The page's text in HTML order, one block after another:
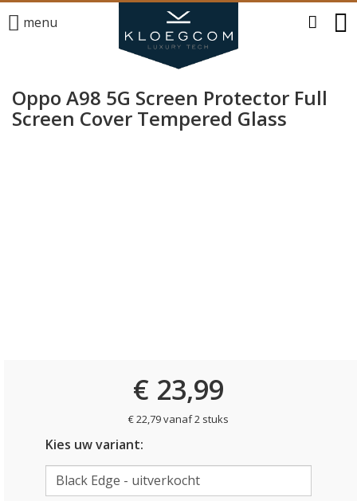
menu
Oppo A98 5G Screen Protector Full
Screen Cover Tempered Glass
€ 23,99
€ 22,79 vanaf 2 stuks
Kies uw variant: